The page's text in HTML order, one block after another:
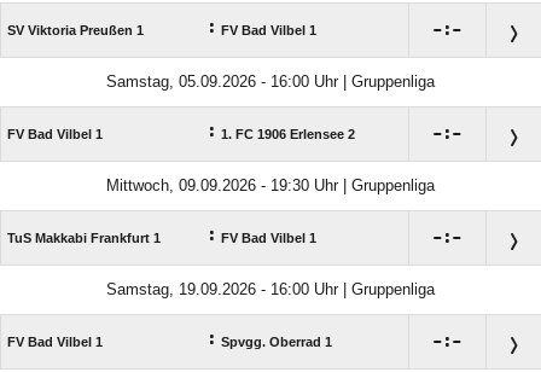
SV Viktoria Preußen 1 : FV Bad Vilbel 1 :
Samstag, 05.09.2026 - 16:00 Uhr | Gruppenliga
FV Bad Vilbel 1 : 1. FC 1906 Erlensee 2 :
Mittwoch, 09.09.2026 - 19:30 Uhr | Gruppenliga
TuS Makkabi Frankfurt 1 : FV Bad Vilbel 1 :
Samstag, 19.09.2026 - 16:00 Uhr | Gruppenliga
FV Bad Vilbel 1 : Spvgg. Oberrad 1 :